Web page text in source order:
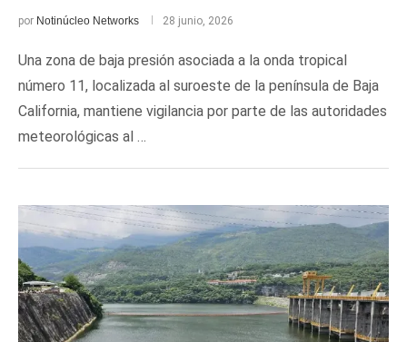
por Notinúcleo Networks 28 junio, 2026
Una zona de baja presión asociada a la onda tropical
número 11, localizada al suroeste de la península de Baja
California, mantiene vigilancia por parte de las autoridades
meteorológicas al …